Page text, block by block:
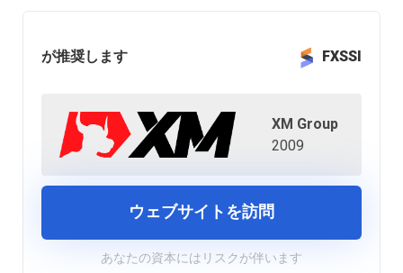
が推奨します FXSSI
XM Group
2009
ウェブサイトを訪問
あなたの資本にはリスクが伴います